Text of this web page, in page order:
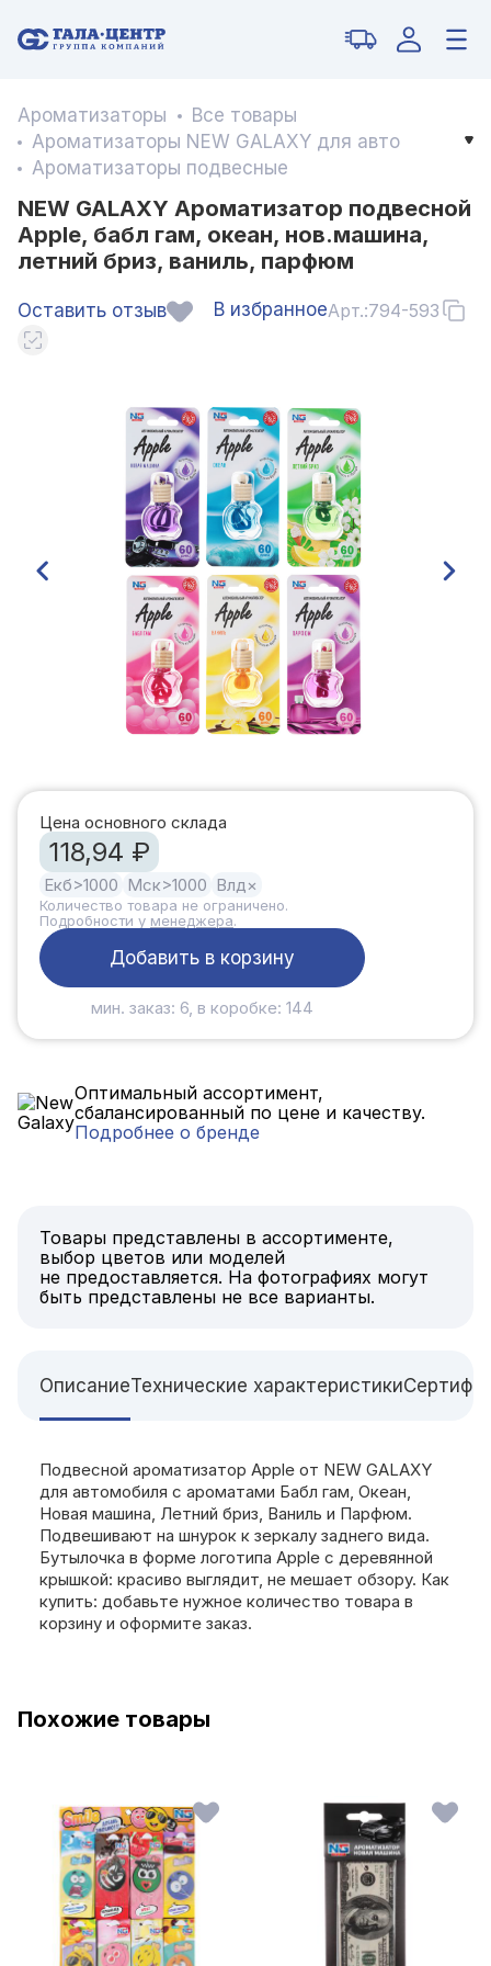
Ароматизаторы
Все товары
Ароматизаторы NEW GALAXY для авто
Ароматизаторы подвесные
NEW GALAXY Ароматизатор подвесной
Apple, бабл гам, океан, нов.машина,
летний бриз, ваниль, парфюм
Оставить отзыв В избранноеАрт.:794-593
Цена основного склада
118,94 ₽
Екб>1000 Мск>1000 Влд ×
Количество товара не ограничено.
Подробности у менеджера.
Добавить в корзину
мин. заказ: 6, в коробке: 144
Оптимальный ассортимент,
сбалансированный по цене и качеству.
Подробнее о бренде
Товары представлены в ассортименте,
выбор цветов или моделей
не предоставляется. На фотографиях могут
быть представлены не все варианты.
ОписаниеТехнические характеристики
Подвесной ароматизатор Apple от NEW GALAXY
для автомобиля с ароматами Бабл гам, Океан,
Новая машина, Летний бриз, Ваниль и Парфюм.
Подвешивают на шнурок к зеркалу заднего вида.
Бутылочка в форме логотипа Apple с деревянной
крышкой: красиво выглядит, не мешает обзору. Как
купить: добавьте нужное количество товара в
корзину и оформите заказ.
Похожие товары